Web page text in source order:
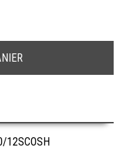
12SCOSH